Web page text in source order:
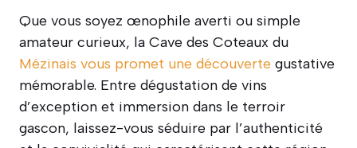
Que vous soyez œnophile averti ou simple
amateur curieux, la Cave des Coteaux du
Mézinais vous promet une découverte gustative
mémorable. Entre dégustation de vins
d’exception et immersion dans le terroir
gascon, laissez-vous séduire par l’authenticité